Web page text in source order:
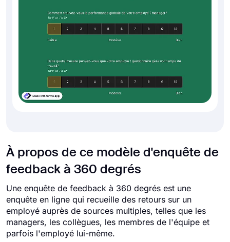
À propos de ce modèle d'enquête de
feedback à 360 degrés
Une enquête de feedback à 360 degrés est une
enquête en ligne qui recueille des retours sur un
employé auprès de sources multiples, telles que les
managers, les collègues, les membres de l'équipe et
parfois l'employé lui-même.